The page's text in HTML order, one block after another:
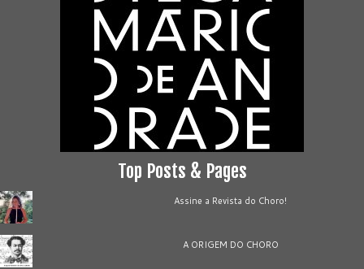
Top Posts & Pages
Assine a Revista do Choro!
A ORIGEM DO CHORO